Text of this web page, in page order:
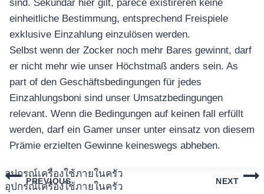
อุปกรณ์เครื่องใช้ภายในครัว
อุปกรณ์เครื่องใช้ภายในครัว
sind. Sekundär hier gilt, parece existireren keine
einheitliche Bestimmung, entsprechend Freispiele
exklusive Einzahlung einzulösen werden.
Selbst wenn der Zocker noch mehr Bares gewinnt, darf
er nicht mehr wie unser Höchstmaß anders sein. As
part of den Geschäftsbedingungen für jedes
Einzahlungsboni sind unser Umsatzbedingungen
relevant. Wenn die Bedingungen auf keinen fall erfüllt
werden, darf ein Gamer unser unter einsatz von diesem
Prämie erzielten Gewinne keineswegs abheben.
แนะแนว
PREVIOUS NEXT